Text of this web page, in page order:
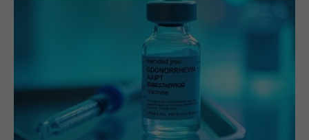
Un vaccin împotriva gonoreei va fi disponibil în
curând. Cine va fi vaccinat
29 mai 2025, 19:09